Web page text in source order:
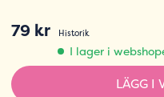
79 kr
Historik
I lager i
LÄGG I